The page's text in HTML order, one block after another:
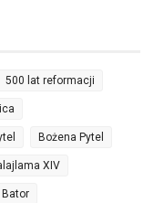
500 lat reformacji
Bożena Pytel
XIV